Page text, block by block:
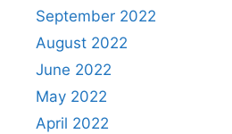
September 2022
August 2022
June 2022
May 2022
April 2022